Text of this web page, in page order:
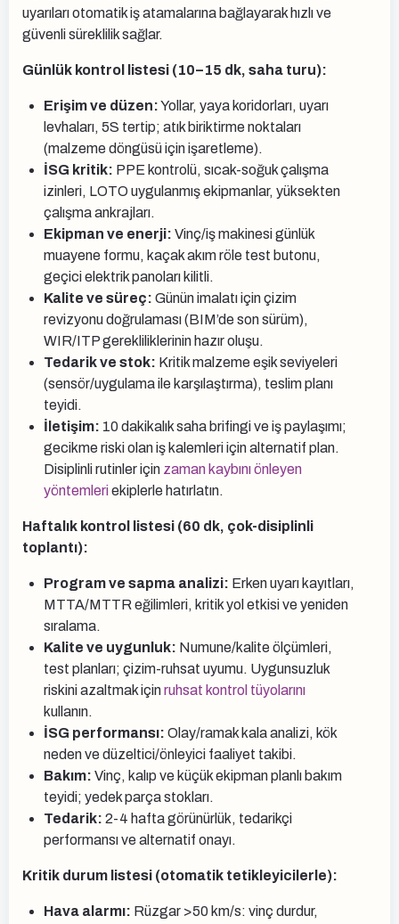
uyarıları otomatik iş atamalarına bağlayarak hızlı ve
güvenli süreklilik sağlar.
Günlük kontrol listesi (10–15 dk, saha turu):
Erişim ve düzen:Yollar, yaya koridorları, uyarı
levhaları, 5S tertip; atık biriktirme noktaları
(malzeme döngüsü için işaretleme).
İSG kritik: PPE kontrolü, sıcak-soğuk çalışma
izinleri, LOTO uygulanmış ekipmanlar, yüksekten
çalışma ankrajları.
Ekipman ve enerji: Vinç/iş makinesi günlük
muayene formu, kaçak akım röle test butonu,
geçici elektrik panoları kilitli.
Kalite ve süreç: Günün imalatı için çizim
revizyonu doğrulaması (BIM’de son sürüm),
WIR/ITP gerekliliklerinin hazır oluşu.
Tedarik ve stok: Kritik malzeme eşik seviyeleri
(sensör/uygulama ile karşılaştırma), teslim planı
teyidi.
İletişim: 10 dakikalık saha brifingi ve iş paylaşımı;
gecikme riski olan iş kalemleri için alternatif plan.
Disiplinli rutinler için zaman kaybını önleyen
yöntemleriekiplerle hatırlatın.
Haftalık kontrol listesi (60 dk, çok-disiplinli
toplantı):
Program ve sapma analizi: Erken uyarı kayıtları,
MTTA/MTTR eğilimleri, kritik yol etkisi ve yeniden
sıralama.
Kalite ve uygunluk: Numune/kalite ölçümleri,
test planları; çizim-ruhsat uyumu. Uygunsuzluk
riskini azaltmak içinruhsat kontrol tüyolarını
kullanın.
İSG performansı: Olay/ramak kala analizi, kök
neden ve düzeltici/önleyici faaliyet takibi.
Bakım: Vinç, kalıp ve küçük ekipman planlı bakım
teyidi; yedek parça stokları.
Tedarik: 2-4 hafta görünürlük, tedarikçi
performansı ve alternatif onayı.
Kritik durum listesi (otomatik tetikleyicilerle):
Hava alarmı: Rüzgar >50 km/s: vinç durdur,